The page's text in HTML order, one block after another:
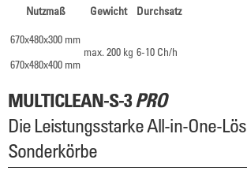
Nutzmaß Gewicht Durchsatz
670x480x300 mm
670x480x400 mm
max. 200 kg 6-10 Ch/h
MULTICLEAN-S-3PRO
Die Leistungsstarke All-in-One-
Sonderkörbe